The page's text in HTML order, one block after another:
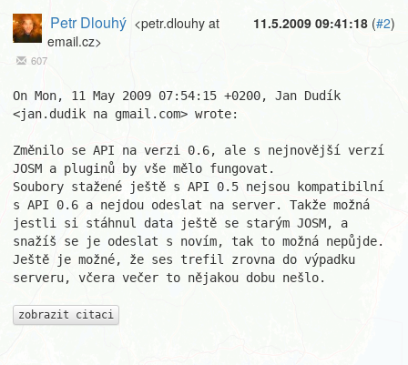
11.5.2009 09:41:18 (#2)
Petr Dlouhý <petr.dlouhy at
email.cz>
607
On Mon, 11 May 2009 07:54:15 +0200, Jan Dudík
<jan.dudik na gmail.com> wrote:
Změnilo se API na verzi 0.6, ale s nejnovější verzí
JOSM a pluginů by vše mělo fungovat.
Soubory stažené ještě s API 0.5 nejsou kompatibilní
s API 0.6 a nejdou odeslat na server. Takže možná
jestli si stáhnul data ještě se starým JOSM, a
snažíš se je odeslat s novím, tak to možná nepůjde.
Ještě je možné, že ses trefil zrovna do výpadku
serveru, včera večer to nějakou dobu nešlo.
zobrazit citaci